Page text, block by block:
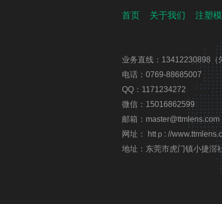
首页 关于我们 注塑
业务直线：13412230898
电话：0769-88685007
QQ：1171234272
微信：15016862599
邮箱：master@ttmlens.com
网址： httｐ: //
地址：东莞市虎门镇小捷滘